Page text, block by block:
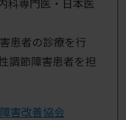
患者の診療を行
調節障害患者を担
害改善協会